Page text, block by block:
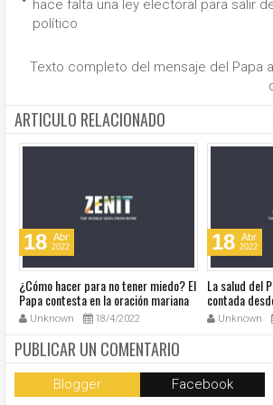
hace falta una ley electoral para salir
político
Texto completo del mensaje del Papa
ARTICULO RELACIONADO
18 Abr
2022
¿Cómo hacer para no tener miedo? El
Papa contesta en la oración mariana
de este lunes en la Plaza de San
Pedro
Unknown 18/4/2022
18 Abr
2022
La salud del
contada
resumen de
Unknown
PUBLICAR UN COMENTARIO
Blogger Facebook